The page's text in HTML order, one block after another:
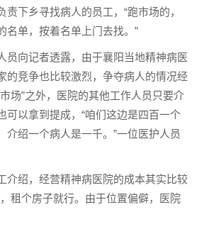
责下乡寻找病人的员工，“跑市场的，
名单，按着名单上门去找。”
员向记者透露，由于襄阳当地精神病医
的竞争也比较激烈，争夺病人的情况经
场”之外，医院的其他工作人员只要介
可以拿到提成，“咱们这边是四百一个
介绍一个病人是一千。”一位医护人员
介绍，经营精神病医院的成本其实比较
租个房子就行。由于位置偏僻，医院